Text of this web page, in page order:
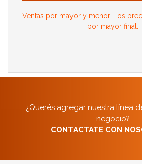
Ventas por mayor y menor. Los
por mayor final.
¿Querés agregar nuestra línea
negocio?
CONTACTATE CON